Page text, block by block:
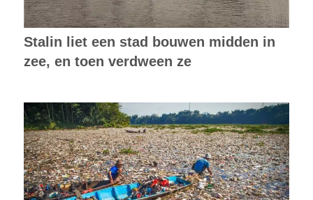
Stalin liet een stad bouwen midden in
zee, en toen verdween ze